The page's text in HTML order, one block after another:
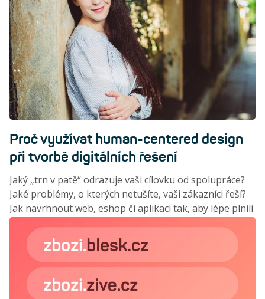
Proč využívat human-centered design
při tvorbě digitálních řešení
Jaký „trn v patě“ odrazuje vaši cílovku od spolupráce?
Jaké problémy, o kterých netušíte, vaši zákazníci řeší?
Jak navrhnout web, eshop či aplikaci tak, aby lépe plnili
byznysové cíle? Základní filozofii human-centered
designu vysvětluje Barbora Kubátová, teamleaderka
kreativců Modrého ducha.